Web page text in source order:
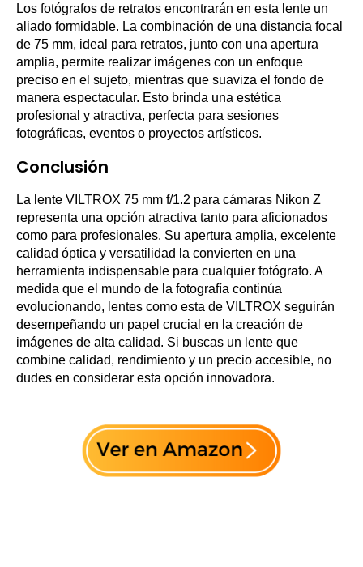
Los fotógrafos de retratos encontrarán en esta lente un
aliado formidable. La combinación de una distancia focal
de 75 mm, ideal para retratos, junto con una apertura
amplia, permite realizar imágenes con un enfoque
preciso en el sujeto, mientras que suaviza el fondo de
manera espectacular. Esto brinda una estética
profesional y atractiva, perfecta para sesiones
fotográficas, eventos o proyectos artísticos.
Conclusión
La lente VILTROX 75 mm f/1.2 para cámaras Nikon Z
representa una opción atractiva tanto para aficionados
como para profesionales. Su apertura amplia, excelente
calidad óptica y versatilidad la convierten en una
herramienta indispensable para cualquier fotógrafo. A
medida que el mundo de la fotografía continúa
evolucionando, lentes como esta de VILTROX seguirán
desempeñando un papel crucial en la creación de
imágenes de alta calidad. Si buscas un lente que
combine calidad, rendimiento y un precio accesible, no
dudes en considerar esta opción innovadora.